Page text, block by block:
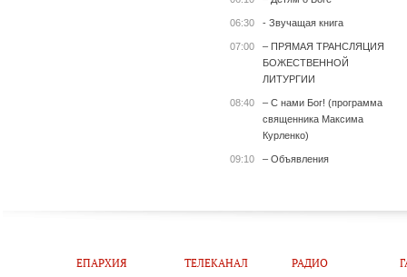
06:30 - Звучащая книга
07:00
– ПРЯМАЯ ТРАНСЛЯЦИЯ
БОЖЕСТВЕННОЙ
ЛИТУРГИИ
08:40
– С нами Бог! (программа
священника Максима
Курленко)
09:10 – Объявления
ЕПАРХИЯ
ТЕЛЕКАНАЛ
РАДИО